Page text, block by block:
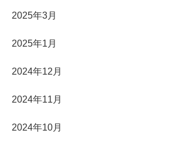
2025年3月
2025年1月
2024年12月
2024年11月
2024年10月